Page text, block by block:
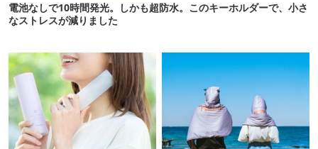
電池なしで10時間発光。しかも超防水。このキーホルダーで、小さ
なストレスが減りました